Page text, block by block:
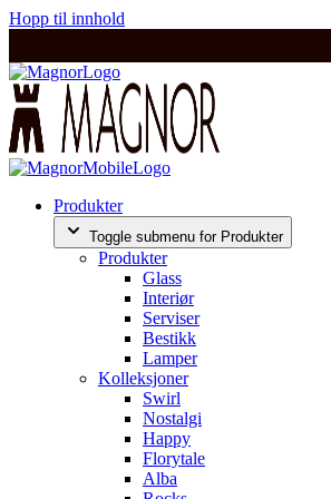
Hopp til innhold
Produkter
Toggle submenu for Produkter
Produkter
Glass
Interiør
Serviser
Bestikk
Lamper
Kolleksjoner
Swirl
Nostalgi
Happy
Florytale
Alba